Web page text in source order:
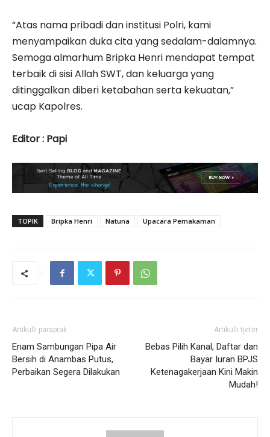
‎“Atas nama pribadi dan institusi Polri, kami
menyampaikan duka cita yang sedalam-dalamnya.
Semoga almarhum Bripka Henri mendapat tempat
terbaik di sisi Allah SWT, dan keluarga yang
ditinggalkan diberi ketabahan serta kekuatan,”
ucap Kapolres.
‎Editor : Papi
TOPIK Bripka Henri Natuna Upacara Pemakaman
Artikulli paraprak
Enam Sambungan Pipa Air
Bersih di Anambas Putus,
Perbaikan Segera Dilakukan
Artikulli tjetër
Bebas Pilih Kanal, Daftar dan
Bayar Iuran BPJS
Ketenagakerjaan Kini Makin
Mudah!